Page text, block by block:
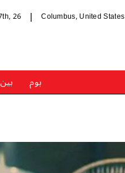
Columbus, United States
26
ہوم